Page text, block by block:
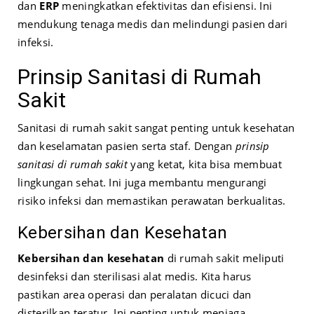
dan ERP meningkatkan efektivitas dan efisiensi. Ini
mendukung tenaga medis dan melindungi pasien dari
infeksi.
Prinsip Sanitasi di Rumah
Sakit
Sanitasi di rumah sakit sangat penting untuk kesehatan
dan keselamatan pasien serta staf. Dengan prinsip
sanitasi di rumah sakityang ketat, kita bisa membuat
lingkungan sehat. Ini juga membantu mengurangi
risiko infeksi dan memastikan perawatan berkualitas.
Kebersihan dan Kesehatan
Kebersihan dan kesehatan di rumah sakit meliputi
desinfeksi dan sterilisasi alat medis. Kita harus
pastikan area operasi dan peralatan dicuci dan